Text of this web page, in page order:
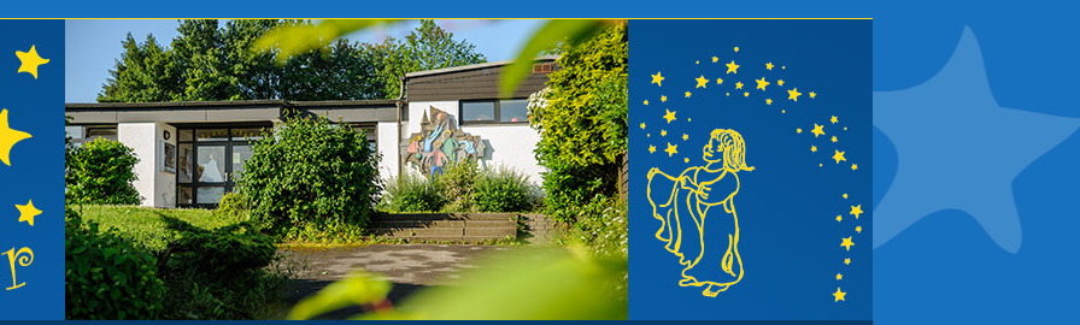
Sterntaler